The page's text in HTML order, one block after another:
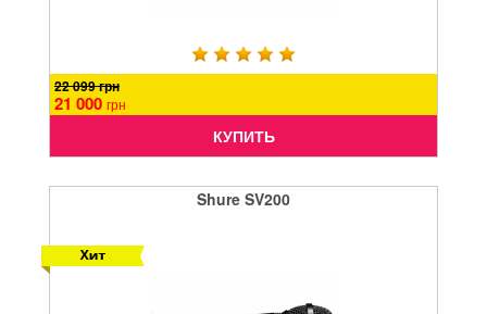
22 099 грн
21 000 грн
КУПИТЬ
Shure SV200